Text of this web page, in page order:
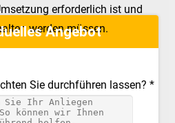
erforderlich ist und
werden müssen.
Angebot
Sie durchführen lassen? *